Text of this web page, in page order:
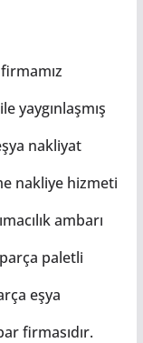
yaygınlaşmış
nakliyat
nakliye hizmeti
ambarı
paletli
eşya
firmasıdır.